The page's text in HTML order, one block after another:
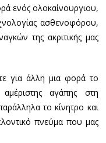
ενός ολοκαίνουργιου,
ασθενοφόρου,
της ακριτικής μας
για άλλη μια φορά το
αγάπης στη
το κίνητρο και
πνεύμα που μας